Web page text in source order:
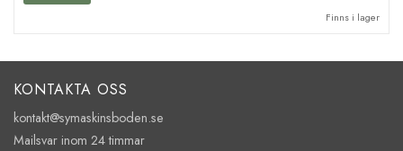
Finns i lager
KONTAKTA OSS
kontakt@symaskinsboden.se
Mailsvar inom 24 timmar